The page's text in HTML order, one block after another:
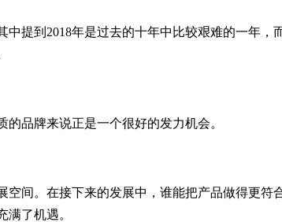
提到2018年是过去的十年中比较艰难的一年，
品牌来说正是一个很好的发力机会。
间。在接下来的发展中，谁能把产品做得更符
满了机遇。